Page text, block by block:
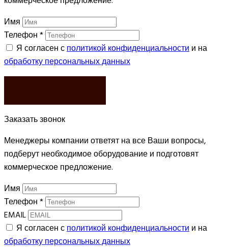
Имя
Телефон*
Я согласен сполитикой конфиденциальностии на
обработку персональных данных
Заказать звонок
Менеджеры компании ответят на все Ваши вопросы,
подберут необходимое оборудование и подготовят
коммерческое предложение.
Имя
Телефон*
EMAIL
Я согласен сполитикой конфиденциальностии на
обработку персональных данных